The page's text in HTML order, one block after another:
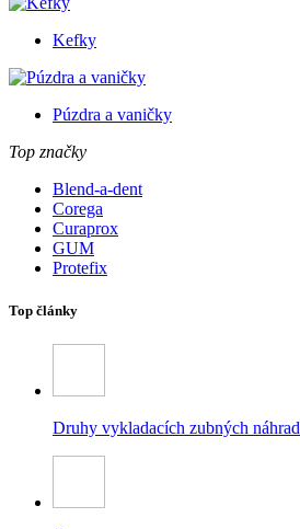
Kefky
Púzdra a vaničky
Top značky
Blend-a-dent
Corega
Curaprox
GUM
Protefix
Top články
Druhy vykladacích zubných náhrad